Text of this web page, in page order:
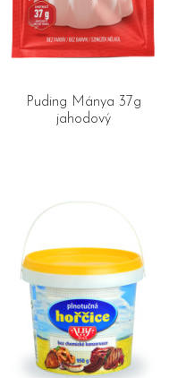
Puding Mánya 37g
jahodový